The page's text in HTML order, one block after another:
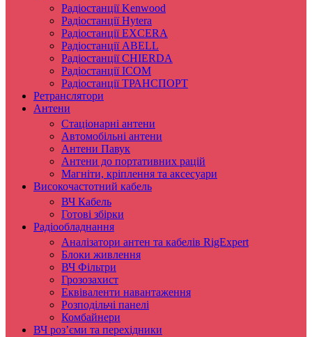
Радіостанції Kenwood
Радіостанції Hytera
Радіостанції EXCERA
Радіостанції ABELL
Радіостанції CHIERDA
Радіостанції ICOM
Радіостанції ТРАНСПОРТ
Ретранслятори
Антени
Стаціонарні антени
Автомобільні антени
Антени Павук
Антени до портативних рацій
Магніти, кріплення та аксесуари
Високочастотний кабель
ВЧ Кабель
Готові збірки
Радіообладнання
Аналізатори антен та кабелів RigExpert
Блоки живлення
ВЧ Фільтри
Грозозахист
Еквіваленти навантаження
Розподільчі панелі
Комбайнери
ВЧ роз’єми та перехідники